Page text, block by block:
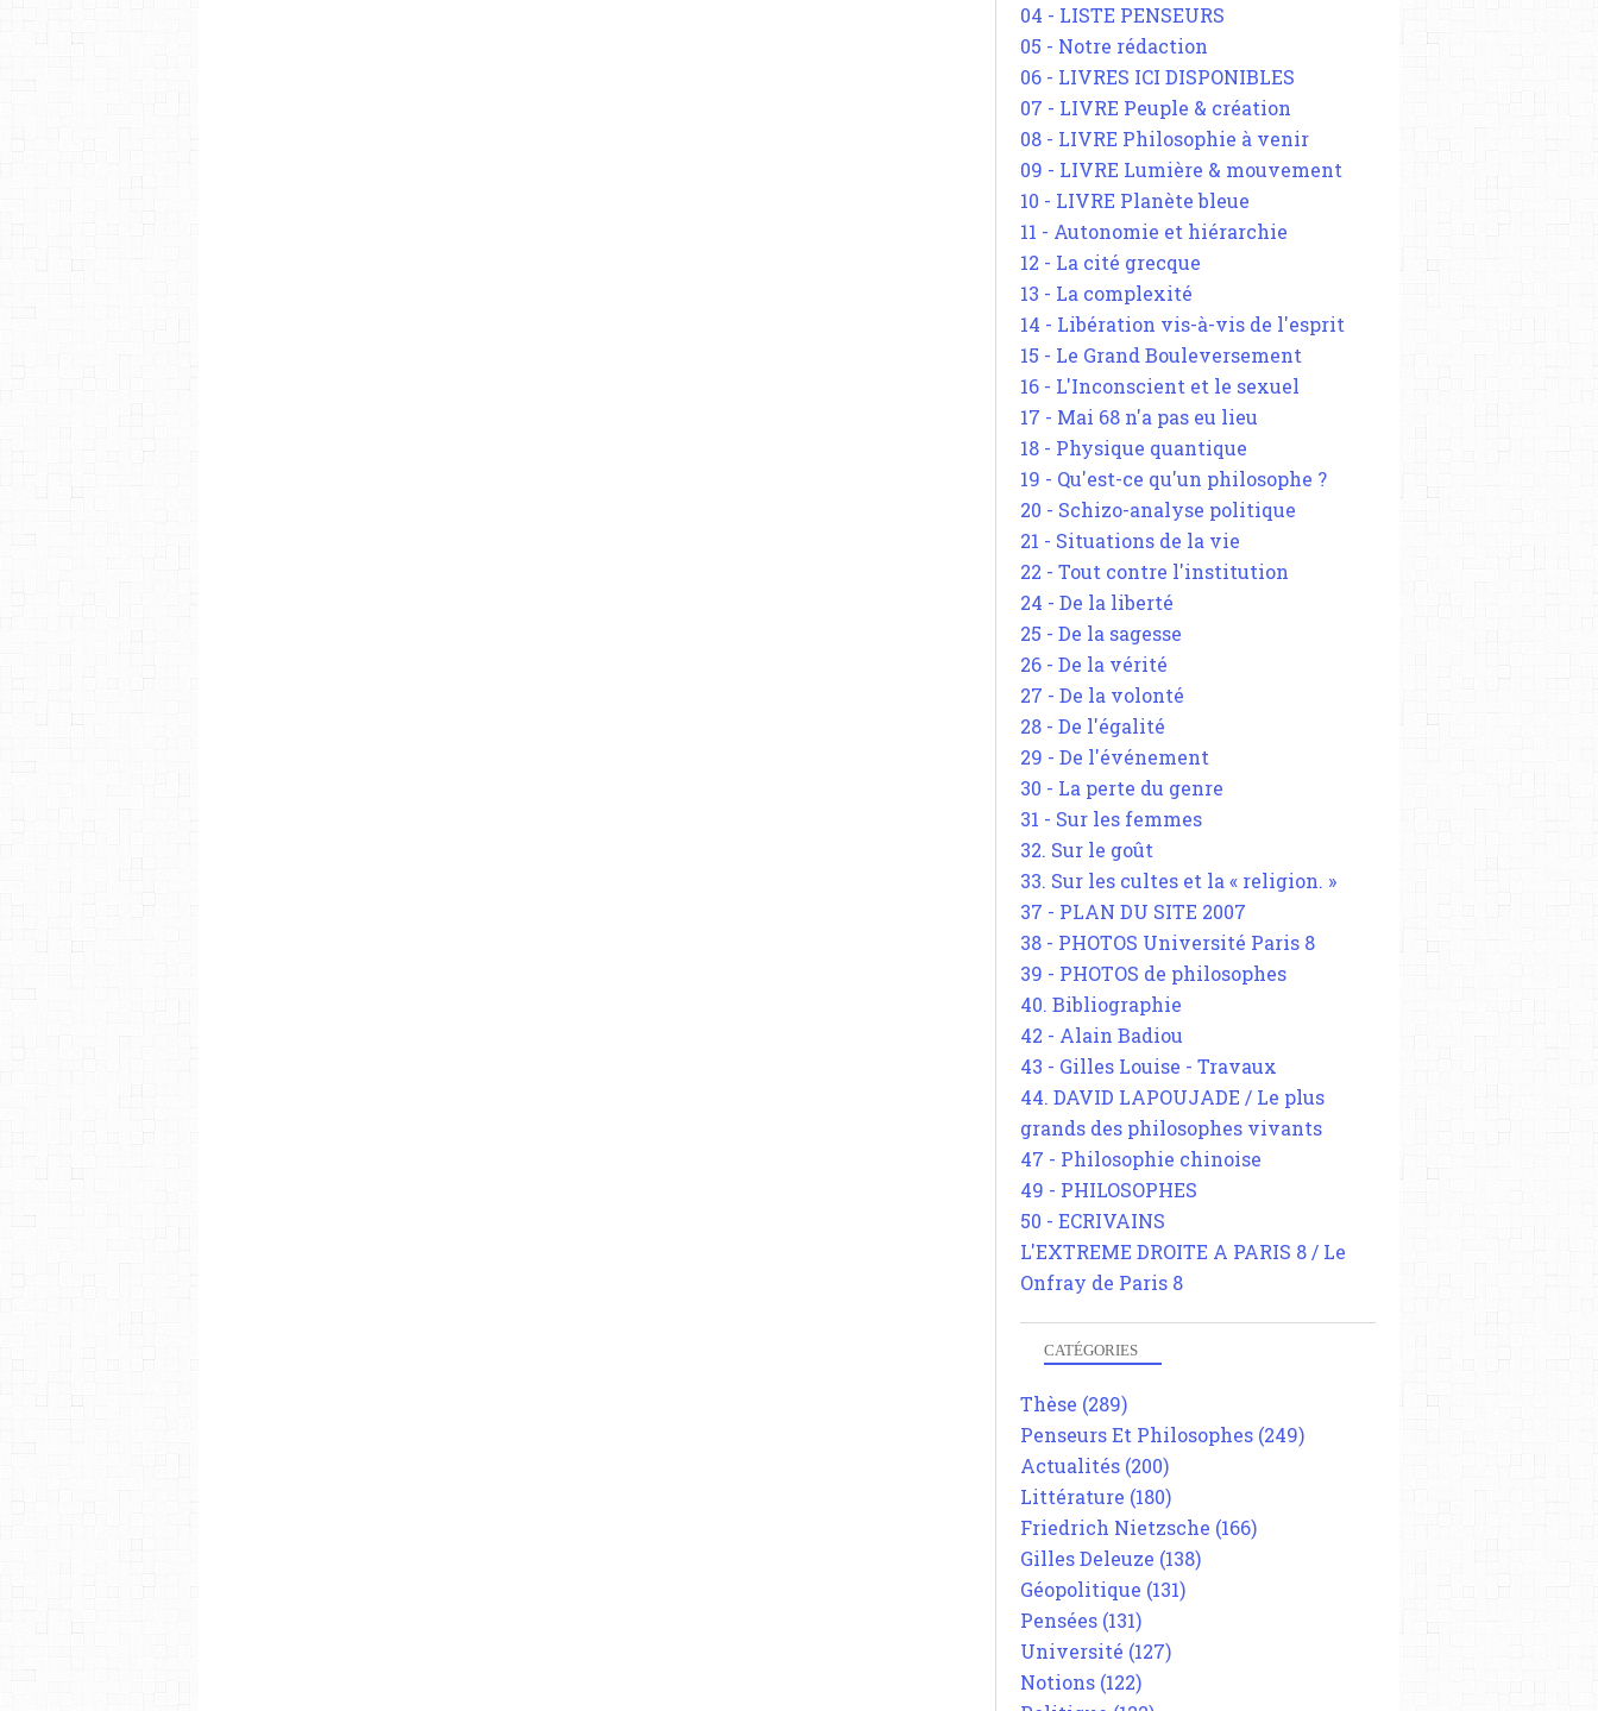
04 - LISTE PENSEURS
05 - Notre rédaction
06 - LIVRES ICI DISPONIBLES
07 - LIVRE Peuple & création
08 - LIVRE Philosophie à venir
09 - LIVRE Lumière & mouvement
10 - LIVRE Planète bleue
11 - Autonomie et hiérarchie
12 - La cité grecque
13 - La complexité
14 - Libération vis-à-vis de l'esprit
15 - Le Grand Bouleversement
16 - L'Inconscient et le sexuel
17 - Mai 68 n'a pas eu lieu
18 - Physique quantique
19 - Qu'est-ce qu'un philosophe ?
20 - Schizo-analyse politique
21 - Situations de la vie
22 - Tout contre l'institution
24 - De la liberté
25 - De la sagesse
26 - De la vérité
27 - De la volonté
28 - De l'égalité
29 - De l'événement
30 - La perte du genre
31 - Sur les femmes
32. Sur le goût
33. Sur les cultes et la « religion. »
37 - PLAN DU SITE 2007
38 - PHOTOS Université Paris 8
39 - PHOTOS de philosophes
40. Bibliographie
42 - Alain Badiou
43 - Gilles Louise - Travaux
44. DAVID LAPOUJADE / Le plus
grands des philosophes vivants
47 - Philosophie chinoise
49 - PHILOSOPHES
50 - ECRIVAINS
L'EXTREME DROITE A PARIS 8 / Le
Onfray de Paris 8
CATÉGORIES
Thèse (289)
Penseurs Et Philosophes (249)
Actualités (200)
Littérature (180)
Friedrich Nietzsche (166)
Gilles Deleuze (138)
Géopolitique (131)
Pensées (131)
Université (127)
Notions (122)